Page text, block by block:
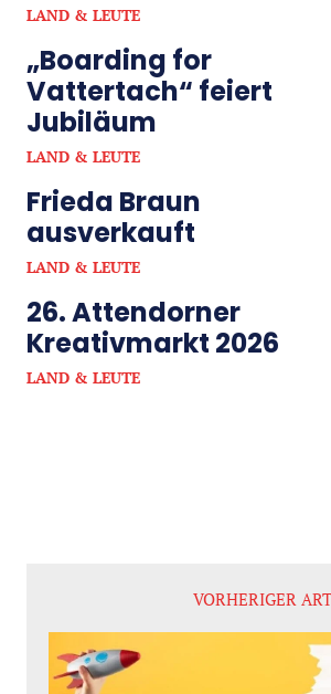
LAND & LEUTE
„Boarding for
Vattertach“ feiert
Jubiläum
LAND & LEUTE
Frieda Braun
ausverkauft
LAND & LEUTE
26. Attendorner
Kreativmarkt 2026
LAND & LEUTE
VORHERIGER